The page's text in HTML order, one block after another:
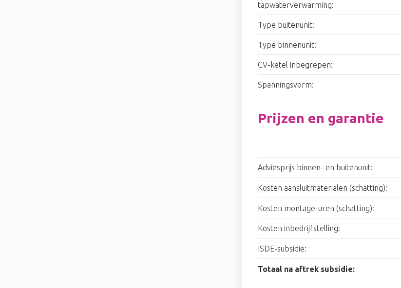
tapwaterverwarming:
Type buitenunit:
Type binnenunit:
CV-ketel inbegrepen:
Spanningsvorm:
Prijzen en garantie
Adviesprijs binnen- en buitenunit:
Kosten aansluitmaterialen (schatting):
Kosten montage-uren (schatting):
Kosten inbedrijfstelling:
ISDE-subsidie:
Totaal na aftrek subsidie: